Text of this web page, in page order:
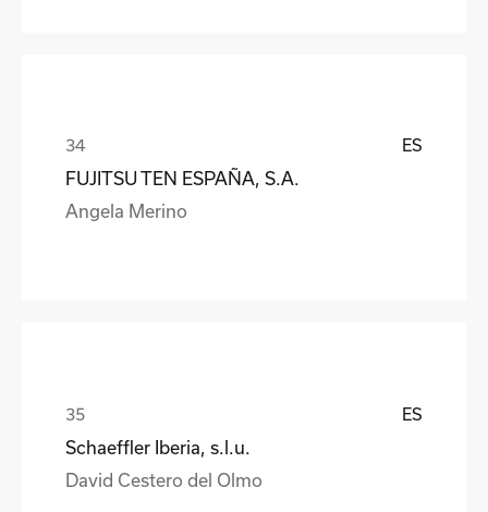
ES
FUJITSU TEN ESPAÑA, S.A.
Angela Merino
ES
Schaeffler Iberia, s.l.u.
David Cestero del Olmo